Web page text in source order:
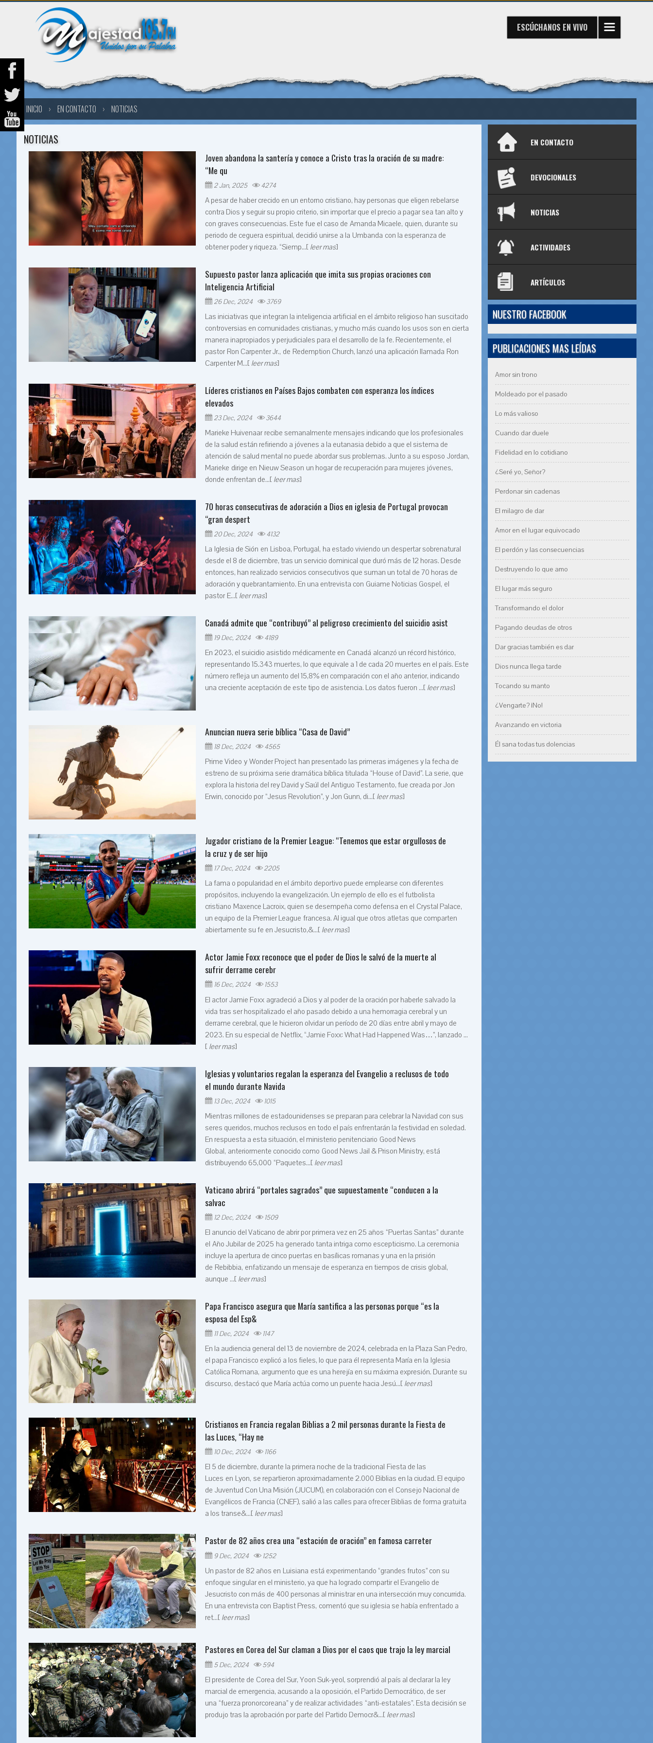
ESCÚCHANOS EN VIVO
INICIO › EN CONTACTO › NOTICIAS
NOTICIAS
Joven abandona la santería y conoce a Cristo tras la oración de su madre:
“Me qu
2 Jan, 2025 4274
A pesar de haber crecido en un entorno cristiano, hay personas que eligen rebelarse
contra Dios y seguir su propio criterio, sin importar que el precio a pagar sea tan alto y
con graves consecuencias. Este fue el caso de Amanda Micaele, quien, durante su
periodo de ceguera espiritual, decidió unirse a la Umbanda con la esperanza de
obtener poder y riqueza. “Siemp...[leer mas]
Supuesto pastor lanza aplicación que imita sus propias oraciones con
Inteligencia Artificial
26 Dec, 2024 3769
Las iniciativas que integran la inteligencia artificial en el ámbito religioso han suscitado
controversias en comunidades cristianas, y mucho más cuando los usos son en cierta
manera inapropiados y perjudiciales para el desarrollo de la fe. Recientemente, el
pastor Ron Carpenter Jr., de Redemption Church, lanzó una aplicación llamada Ron
Carpenter M...[leer mas]
Líderes cristianos en Países Bajos combaten con esperanza los índices
elevados
23 Dec, 2024 3644
Marieke Huivenaar recibe semanalmente mensajes indicando que los profesionales
de la salud están refiriendo a jóvenes a la eutanasia debido a que el sistema de
atención de salud mental no puede abordar sus problemas. Junto a su esposo Jordan,
Marieke dirige en Nieuw Season un hogar de recuperación para mujeres jóvenes,
donde enfrentan de...[leer mas]
70 horas consecutivas de adoración a Dios en iglesia de Portugal provocan
“gran despert
20 Dec, 2024 4132
La Iglesia de Sión en Lisboa, Portugal, ha estado viviendo un despertar sobrenatural
desde el 8 de diciembre, tras un servicio dominical que duró más de 12 horas. Desde
entonces, han realizado servicios consecutivos que suman un total de 70 horas de
adoración y quebrantamiento. En una entrevista con Guiame Noticias Gospel, el
pastor E...[leer mas]
Canadá admite que “contribuyó” al peligroso crecimiento del suicidio asist
19 Dec, 2024 4189
En 2023, el suicidio asistido médicamente en Canadá alcanzó un récord histórico,
representando 15.343 muertes, lo que equivale a 1 de cada 20 muertes en el país. Este
número refleja un aumento del 15,8% en comparación con el año anterior, indicando
una creciente aceptación de este tipo de asistencia. Los datos fueron ...[leer mas]
Anuncian nueva serie bíblica “Casa de David”
18 Dec, 2024 4565
Prime Video y Wonder Project han presentado las primeras imágenes y la fecha de
estreno de su próxima serie dramática bíblica titulada “House of David”. La serie, que
explora la historia del rey David y Saúl del Antiguo Testamento, fue creada por Jon
Erwin, conocido por “Jesus Revolution”, y Jon Gunn, di...[leer mas]
Jugador cristiano de la Premier League: “Tenemos que estar orgullosos de
la cruz y de ser hijo
17 Dec, 2024 2205
La fama o popularidad en el ámbito deportivo puede emplearse con diferentes
propósitos, incluyendo la evangelización. Un ejemplo de ello es el futbolista
cristiano Maxence Lacroix, quien se desempeña como defensa en el Crystal Palace,
un equipo de la Premier League francesa. Al igual que otros atletas que comparten
abiertamente su fe en Jesucristo,&...[leer mas]
Actor Jamie Foxx reconoce que el poder de Dios le salvó de la muerte al
sufrir derrame cerebr
16 Dec, 2024 1553
El actor Jamie Foxx agradeció a Dios y al poder de la oración por haberle salvado la
vida tras ser hospitalizado el año pasado debido a una hemorragia cerebral y un
derrame cerebral, que le hicieron olvidar un período de 20 días entre abril y mayo de
2023. En su especial de Netflix, “Jamie Foxx: What Had Happened Was…”, lanzado ...
[leer mas]
Iglesias y voluntarios regalan la esperanza del Evangelio a reclusos de todo
el mundo durante Navida
13 Dec, 2024 1015
Mientras millones de estadounidenses se preparan para celebrar la Navidad con sus
seres queridos, muchos reclusos en todo el país enfrentarán la festividad en soledad.
En respuesta a esta situación, el ministerio penitenciario Good News
Global, anteriormente conocido como Good News Jail & Prison Ministry, está
distribuyendo 65,000 “Paquetes...[leer mas]
Vaticano abrirá “portales sagrados” que supuestamente “conducen a la
salvac
12 Dec, 2024 1509
El anuncio del Vaticano de abrir por primera vez en 25 años “Puertas Santas” durante
el Año Jubilar de 2025 ha generado tanta intriga como escepticismo. La ceremonia
incluye la apertura de cinco puertas en basílicas romanas y una en la prisión
de Rebibbia, enfatizando un mensaje de esperanza en tiempos de crisis global,
aunque ...[leer mas]
Papa Francisco asegura que María santifica a las personas porque “es la
esposa del Esp&
11 Dec, 2024 1147
En la audiencia general del 13 de noviembre de 2024, celebrada en la Plaza San Pedro,
el papa Francisco explicó a los fieles, lo que para él representa María en la Iglesia
Católica Romana, argumento que es una herejía en su máxima expresión. Durante su
discurso, destacó que María actúa como un puente hacia Jesú...[leer mas]
Cristianos en Francia regalan Biblias a 2 mil personas durante la Fiesta de
las Luces, “Hay ne
10 Dec, 2024 1166
El 5 de diciembre, durante la primera noche de la tradicional Fiesta de las
Luces en Lyon, se repartieron aproximadamente 2.000 Biblias en la ciudad. El equipo
de Juventud Con Una Misión (JUCUM), en colaboración con el Consejo Nacional de
Evangélicos de Francia (CNEF), salió a las calles para ofrecer Biblias de forma gratuita
a los transe&...[leer mas]
Pastor de 82 años crea una “estación de oración” en famosa carreter
9 Dec, 2024 1252
Un pastor de 82 años en Luisiana está experimentando “grandes frutos” con su
enfoque singular en el ministerio, ya que ha logrado compartir el Evangelio de
Jesucristo con más de 400 personas al ministrar en una intersección muy concurrida.
En una entrevista con Baptist Press, comentó que su iglesia se había enfrentado a
ret...[leer mas]
Pastores en Corea del Sur claman a Dios por el caos que trajo la ley marcial
5 Dec, 2024 594
El presidente de Corea del Sur, Yoon Suk-yeol, sorprendió al país al declarar la ley
marcial de emergencia, acusando a la oposición, el Partido Democrático, de ser
una “fuerza pronorcoreana” y de realizar actividades “anti-estatales”. Esta decisión se
produjo tras la aprobación por parte del Partido Democr&...[leer mas]
EN CONTACTO
DEVOCIONALES
NOTICIAS
ACTIVIDADES
ARTÍCULOS
NUESTRO FACEBOOK
PUBLICACIONES MAS LEÍDAS
Amor sin trono
Moldeado por el pasado
Lo más valioso
Cuando dar duele
Fidelidad en lo cotidiano
¿Seré yo, Señor?
Perdonar sin cadenas
El milagro de dar
Amor en el lugar equivocado
El perdón y las consecuencias
Destruyendo lo que amo
El lugar más seguro
Transformando el dolor
Pagando deudas de otros
Dar gracias también es dar
Dios nunca llega tarde
Tocando su manto
¿Vengarte? ¡No!
Avanzando en victoria
Él sana todas tus dolencias